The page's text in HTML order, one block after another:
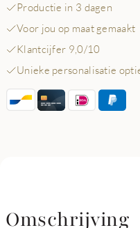
Productie in 3 dagen
Voor jou op maat gemaakt
Klantcijfer 9,0/10
Unieke personalisatie
Omschrijving